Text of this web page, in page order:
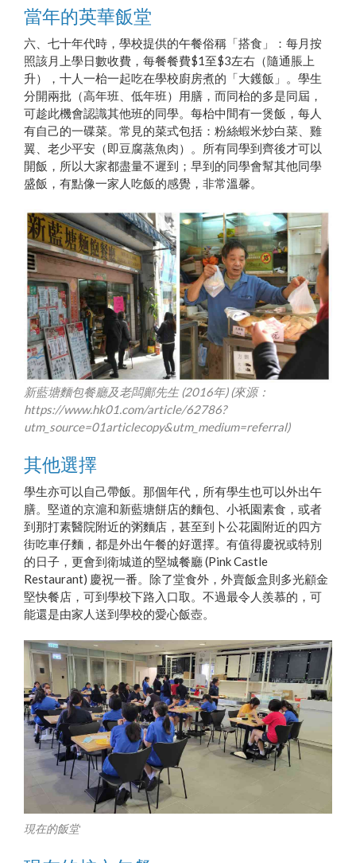
當年的英華飯堂
六、七十年代時，學校提供的午餐俗稱「搭食」：每月按
照該月上學日數收費，每餐餐費$1至$3左右（隨通脹上
升），十人一枱一起吃在學校廚房煮的「大鑊飯」。學生
分開兩批（高年班、低年班）用膳，而同枱的多是同屆，
可趁此機會認識其他班的同學。每枱中間有一煲飯，每人
有自己的一碟菜。常見的菜式包括：粉絲蝦米炒白菜、雞
翼、老少平安（即豆腐蒸魚肉）。所有同學到齊後才可以
開飯，所以大家都盡量不遲到；早到的同學會幫其他同學
盛飯，有點像一家人吃飯的感覺，非常溫馨。
新藍塘麵包餐廳及老闆鄺先生 (2016年) (來源：
https://www.hk01.com/article/62786?
utm_source=01articlecopy&utm_medium=referral)
其他選擇
學生亦可以自己帶飯。那個年代，所有學生也可以外出午
膳。堅道的京滬和新藍塘餅店的麵包、小祇園素食，或者
到那打素醫院附近的粥麵店，甚至到卜公花園附近的四方
街吃車仔麵，都是外出午餐的好選擇。有值得慶祝或特別
的日子，更會到衛城道的堅城餐廳 (Pink Castle
Restaurant) 慶祝一番。除了堂食外，外賣飯盒則多光顧金
堅快餐店，可到學校下路入口取。不過最令人羨慕的，可
能還是由家人送到學校的愛心飯壺。
現在的飯堂